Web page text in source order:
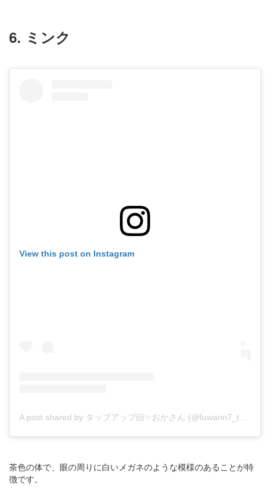
6. ミンク
View this post on Instagram
茶色の体で、眼の周りに白いメガネのような模様のあることが特
徴です。